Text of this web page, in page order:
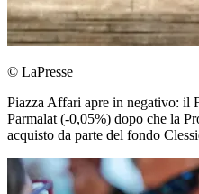
© LaPresse
Piazza Affari apre in negativo: il
Parmalat (-0,05%) dopo che la
acquisto da parte del fondo